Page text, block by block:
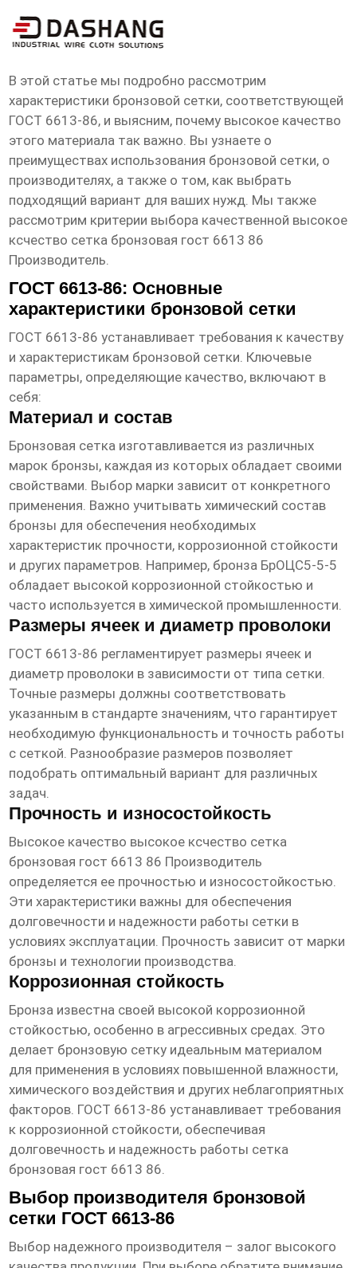
высокое ксчество сетка бронзовая
гост 6613 86 Производитель
В этой статье мы подробно рассмотрим
характеристики бронзовой сетки, соответствующей
ГОСТ 6613-86, и выясним, почему высокое качество
этого материала так важно. Вы узнаете о
преимуществах использования бронзовой сетки, о
производителях, а также о том, как выбрать
подходящий вариант для ваших нужд. Мы также
рассмотрим критерии выбора качественной высокое
ксчество сетка бронзовая гост 6613 86
Производитель.
ГОСТ 6613-86: Основные
характеристики бронзовой сетки
ГОСТ 6613-86 устанавливает требования к качеству
и характеристикам бронзовой сетки. Ключевые
параметры, определяющие качество, включают в
себя:
Материал и состав
Бронзовая сетка изготавливается из различных
марок бронзы, каждая из которых обладает своими
свойствами. Выбор марки зависит от конкретного
применения. Важно учитывать химический состав
бронзы для обеспечения необходимых
характеристик прочности, коррозионной стойкости
и других параметров. Например, бронза БрОЦС5-5-5
обладает высокой коррозионной стойкостью и
часто используется в химической промышленности.
Размеры ячеек и диаметр проволоки
ГОСТ 6613-86 регламентирует размеры ячеек и
диаметр проволоки в зависимости от типа сетки.
Точные размеры должны соответствовать
указанным в стандарте значениям, что гарантирует
необходимую функциональность и точность работы
с сеткой. Разнообразие размеров позволяет
подобрать оптимальный вариант для различных
задач.
Прочность и износостойкость
Высокое качество высокое ксчество сетка
бронзовая гост 6613 86 Производитель
определяется ее прочностью и износостойкостью.
Эти характеристики важны для обеспечения
долговечности и надежности работы сетки в
условиях эксплуатации. Прочность зависит от марки
бронзы и технологии производства.
Коррозионная стойкость
Бронза известна своей высокой коррозионной
стойкостью, особенно в агрессивных средах. Это
делает бронзовую сетку идеальным материалом
для применения в условиях повышенной влажности,
химического воздействия и других неблагоприятных
факторов. ГОСТ 6613-86 устанавливает требования
к коррозионной стойкости, обеспечивая
долговечность и надежность работы сетка
бронзовая гост 6613 86.
Выбор производителя бронзовой
сетки ГОСТ 6613-86
Выбор надежного производителя – залог высокого